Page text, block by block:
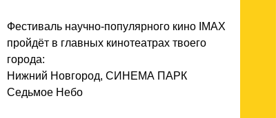
Фестиваль научно-популярного кино IMAX
пройдёт в главных кинотеатрах твоего
города:
Нижний Новгород, СИНЕМА ПАРК
Седьмое Небо